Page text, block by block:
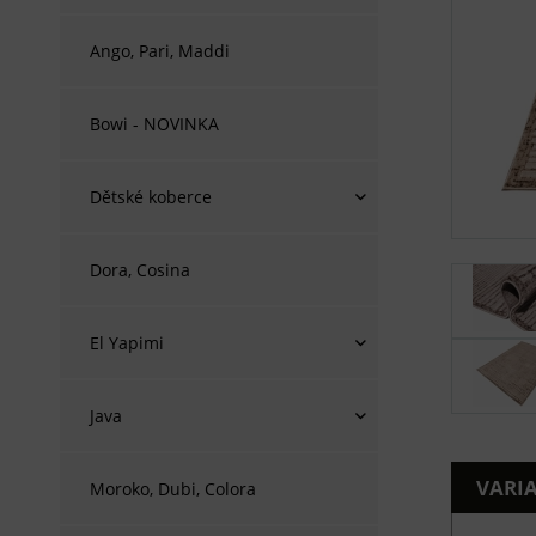
Ango, Pari, Maddi
Bowi - NOVINKA
Dětské koberce
Dora, Cosina
El Yapimi
Java
Moroko, Dubi, Colora